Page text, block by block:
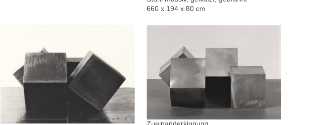
660 x 194 x 80 cm
Zueinanderkippung